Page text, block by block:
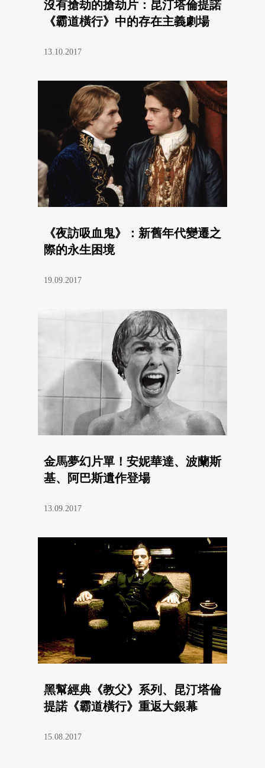
沒有搶劫的搶劫片：昆汀塔倫提諾
《霸道橫行》中的存在主義劇場
13.10.2017
《夜訪吸血鬼》：新舊年代變遷之
際的永生困境
19.09.2017
金馬夢幻片單！安妮華達、波蘭斯
基、阿巴斯遺作登場
13.09.2017
黑幫經典《教父》系列、昆汀塔倫
提諾《霸道橫行》重返大銀幕
15.08.2017